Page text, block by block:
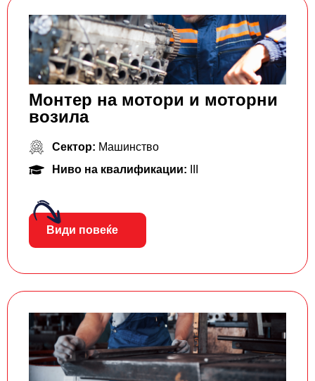
Монтер на мотори и моторни
возила
Сектор: Машинство
Ниво на квалификации:
Види повеќе